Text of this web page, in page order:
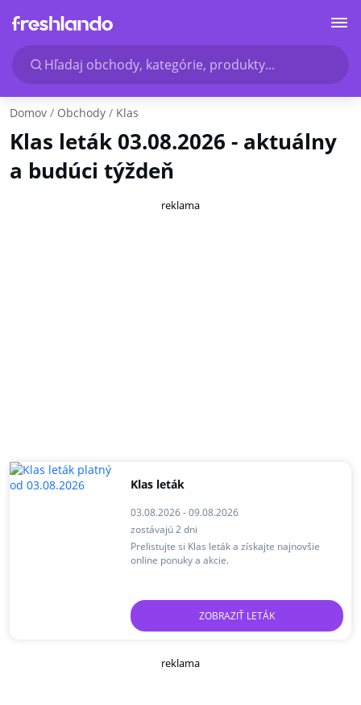
Hľadaj obchody, kategórie, produkty...
Domov Obchody Klas
Klas leták 03.08.2026 - aktuálny
a budúci týždeň
reklama
Klas leták
03.08.2026 - 09.08.2026
zostávajú 2 dni
Prelistujte si Klas leták a získajte najnovšie
online ponuky a akcie.
ZOBRAZIŤ LETÁK
reklama